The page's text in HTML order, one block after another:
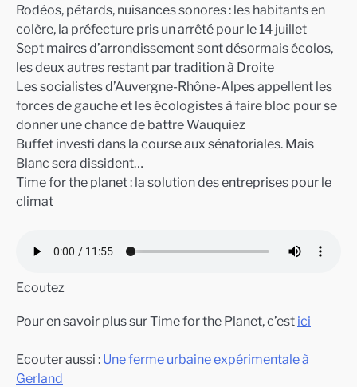
Rodéos, pétards, nuisances sonores : les habitants en
colère, la préfecture pris un arrêté pour le 14 juillet
Sept maires d’arrondissement sont désormais écolos,
les deux autres restant par tradition à Droite
Les socialistes d’Auvergne-Rhône-Alpes appellent les
forces de gauche et les écologistes à faire bloc pour se
donner une chance de battre Wauquiez
Buffet investi dans la course aux sénatoriales. Mais
Blanc sera dissident…
Time for the planet : la solution des entreprises pour le
climat
Ecoutez
Pour en savoir plus sur Time for the Planet, c’est ici
Ecouter aussi : Une ferme urbaine expérimentale à
Gerland